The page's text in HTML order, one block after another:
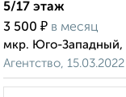
5/17 этаж
3 500 ₽ в месяц
мкр. Юго-Западный,
Агентство, 15.03.2022